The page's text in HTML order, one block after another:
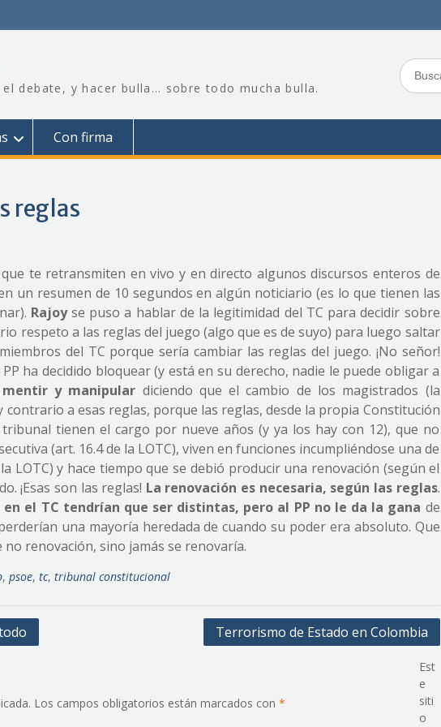
debate, y hacer bulla… sobre todo mucha bulla.
Buscar:
Con firma
reglas
te retransmiten en vivo y en directo algunos discursos enteros de
un resumen de 10 segundos en algún noticiario (es lo que tienen las
Rajoyse puso a hablar de la legitimidad del TC para decidir sobre
respeto a las reglas del juego (algo que es de suyo) para luego saltar
del TC porque sería cambiar las reglas del juego. ¡No señor!
ha decidido bloquear (y está en su derecho, nadie le puede obligar a
y manipular diciendo que el cambio de los magistrados (la
contrario a esas reglas, porque las reglas, desde la propia Constitución
tienen el cargo por nueve años (y ya los hay con 12), que no
(art. 16.4 de la LOTC), viven en funciones incumpliéndose una de
LOTC) y hace tiempo que se debió producir una renovación (según el
¡Esas son las reglas! La renovación es necesaria, según las reglas.
el TC tendrían que ser distintas, pero al PP no le da la gana de
una mayoría heredada de cuando su poder era absoluto. Que
renovación, sino jamás se renovaría.
, psoe, tc, tribunal constitucional
Terrorismo de Estado en Colombia
Los campos obligatorios están marcados con *
Est
e
siti
o